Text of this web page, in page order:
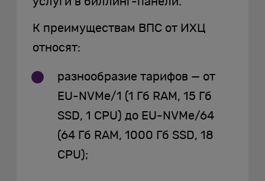
К преимуществам ВПС от ИХЦ
относят:
разнообразие тарифов — от
EU-NVMe/1 (1 Гб RAM, 15 Гб
SSD, 1 CPU) до EU-NVMe/64
(64 Гб RAM, 1000 Гб SSD, 18
CPU);